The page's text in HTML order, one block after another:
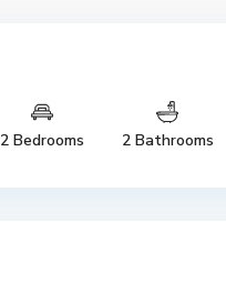
2 Bedrooms 2 Bathrooms